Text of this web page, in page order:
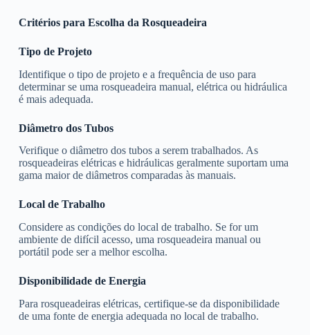
Critérios para Escolha da Rosqueadeira
Tipo de Projeto
Identifique o tipo de projeto e a frequência de uso para
determinar se uma rosqueadeira manual, elétrica ou hidráulica
é mais adequada.
Diâmetro dos Tubos
Verifique o diâmetro dos tubos a serem trabalhados. As
rosqueadeiras elétricas e hidráulicas geralmente suportam uma
gama maior de diâmetros comparadas às manuais.
Local de Trabalho
Considere as condições do local de trabalho. Se for um
ambiente de difícil acesso, uma rosqueadeira manual ou
portátil pode ser a melhor escolha.
Disponibilidade de Energia
Para rosqueadeiras elétricas, certifique-se da disponibilidade
de uma fonte de energia adequada no local de trabalho.